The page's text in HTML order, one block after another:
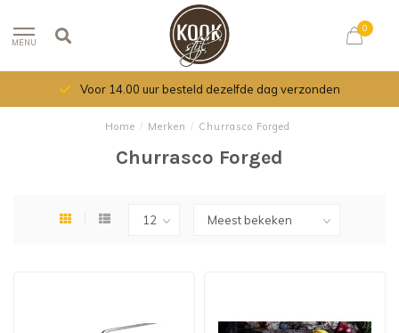
MENU
0
Voor 14.00 uur besteld dezelfde dag verzonden
Home / Merken / Churrasco Forged
Churrasco Forged